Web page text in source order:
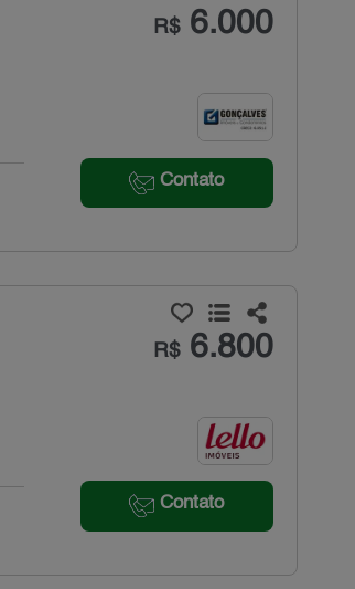
R$6.000
Contato
R$6.800
Contato